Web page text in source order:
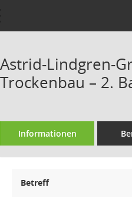
navigation
Astrid-Lindgren-
Trockenbau – 2.
Informationen
Betreff